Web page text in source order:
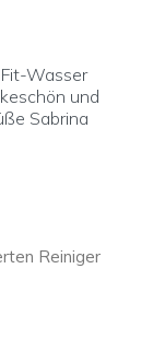
Wasser
und
Sabrina
Reiniger